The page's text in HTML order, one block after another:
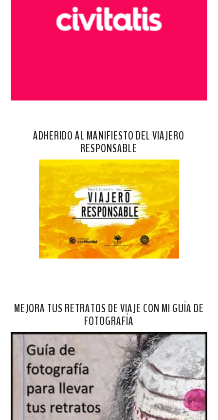
ADHERIDO AL MANIFIESTO DEL VIAJERO
RESPONSABLE
MEJORA TUS RETRATOS DE VIAJE CON MI GUÍA DE
FOTOGRAFÍA